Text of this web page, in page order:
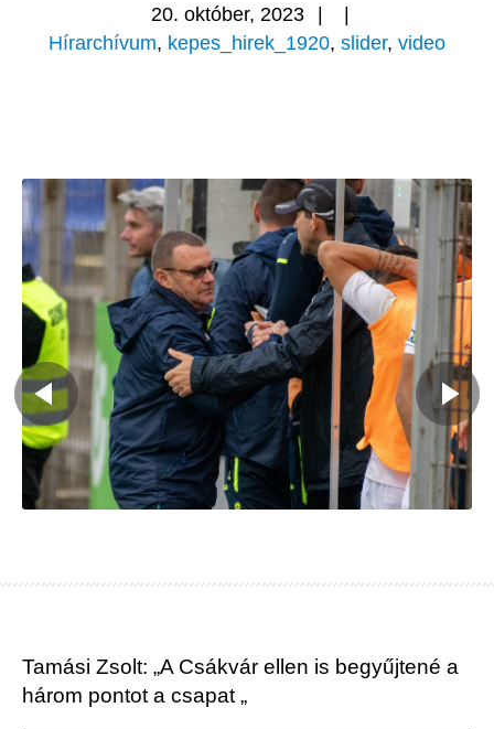
20. október, 2023
Hírarchívum, kepes_hirek_1920, slider, video
Tamási Zsolt: „A Csákvár ellen is begyűjtené a
három pontot a csapat „